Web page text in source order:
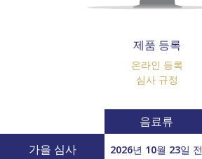
제품 등록
온라인 등록
심사 규정
음료류
가을 심사
2026년 10월 23일 전